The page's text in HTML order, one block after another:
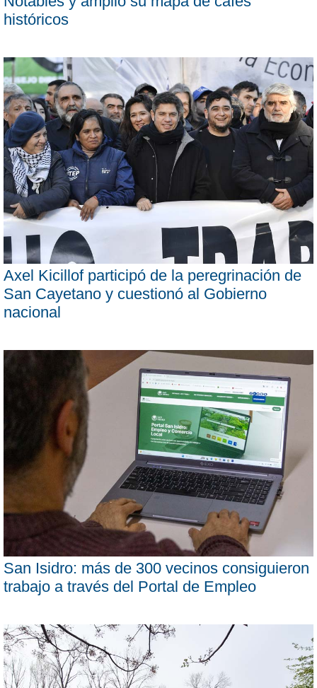
históricos
Axel Kicillof participó de la peregrinación de
San Cayetano y cuestionó al Gobierno
nacional
San Isidro: más de 300 vecinos consiguieron
trabajo a través del Portal de Empleo